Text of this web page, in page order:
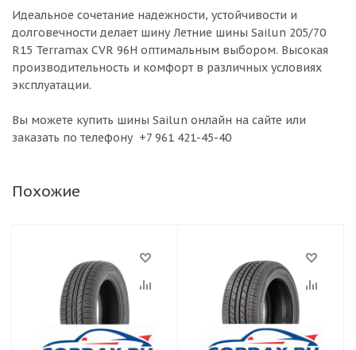
Идеальное сочетание надежности, устойчивости и
долговечности делает шину Летние шины Sailun 205/70
R15 Terramax CVR 96H оптимальным выбором. Высокая
производительность и комфорт в различных условиях
эксплуатации.
Вы можете купить шины Sailun онлайн на сайте или
заказать по телефону +7 961 421-45-40
Похожие